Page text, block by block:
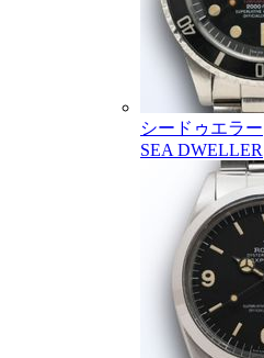
シードゥエラー
SEA DWELLER